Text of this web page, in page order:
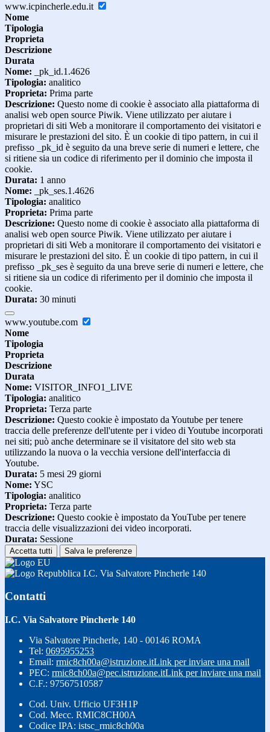
www.icpincherle.edu.it
Nome
Tipologia
Proprieta
Descrizione
Durata
Nome: _pk_id.1.4626
Tipologia: analitico
Proprieta: Prima parte
Descrizione: Questo nome di cookie è associato alla piattaforma di
analisi web open source Piwik. Viene utilizzato per aiutare i
proprietari di siti Web a monitorare il comportamento dei visitatori e
misurare le prestazioni del sito. È un cookie di tipo pattern, in cui il
prefisso _pk_id è seguito da una breve serie di numeri e lettere, che
si ritiene sia un codice di riferimento per il dominio che imposta il
cookie.
Durata: 1 anno
Nome: _pk_ses.1.4626
Tipologia: analitico
Proprieta: Prima parte
Descrizione: Questo nome di cookie è associato alla piattaforma di
analisi web open source Piwik. Viene utilizzato per aiutare i
proprietari di siti Web a monitorare il comportamento dei visitatori e
misurare le prestazioni del sito. È un cookie di tipo pattern, in cui il
prefisso _pk_ses è seguito da una breve serie di numeri e lettere, che
si ritiene sia un codice di riferimento per il dominio che imposta il
cookie.
Durata: 30 minuti
www.youtube.com
Nome
Tipologia
Proprieta
Descrizione
Durata
Nome: VISITOR_INFO1_LIVE
Tipologia: analitico
Proprieta: Terza parte
Descrizione: Questo cookie è impostato da Youtube per tenere
traccia delle preferenze dell'utente per i video di Youtube incorporati
nei siti; può anche determinare se il visitatore del sito web sta
utilizzando la nuova o la vecchia versione dell'interfaccia di
Youtube.
Durata: 5 mesi 29 giorni
Nome: YSC
Tipologia: analitico
Proprieta: Terza parte
Descrizione: Questo cookie è impostato da YouTube per tenere
traccia delle visualizzazioni dei video incorporati.
Durata: Sessione
Accetta tutti Salva le preferenze
I.C. Via Salvatore Pincherle 140
Contatti
I.C. Via Salvatore Pincherle 140
Via Salvatore Pincherle, 140 - 00146 ROMA
Tel: 0695955253
Email: rmic8ch00a@istruzione.itLink per inviare una mail
PEC: rmic8ch00a@pec.istruzione.itLink per inviare una mail
C.F.: 97567510587
Cod. Univ. Ufficio UF3H1P
Cod. Mecc. RMIC8CH00A
Codice IPA: istsc_rmic8ch00a